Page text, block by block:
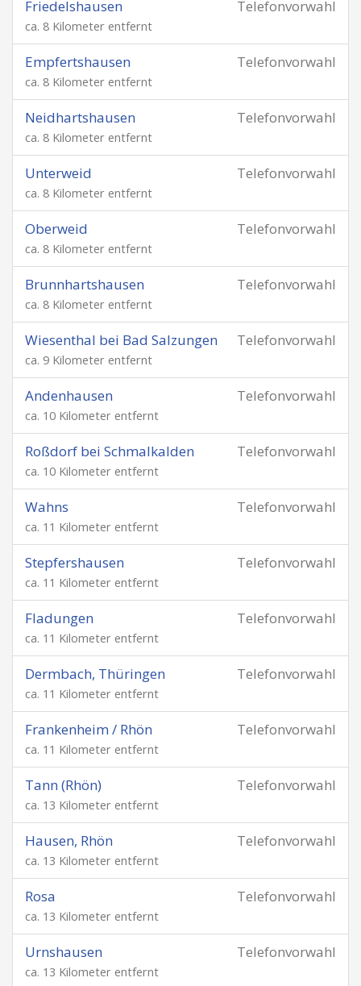
Telefonvorwahl
Friedelshausen
ca. 8 Kilometer entfernt
Telefonvorwahl
Empfertshausen
ca. 8 Kilometer entfernt
Telefonvorwahl
Neidhartshausen
ca. 8 Kilometer entfernt
Telefonvorwahl
Unterweid
ca. 8 Kilometer entfernt
Telefonvorwahl
Oberweid
ca. 8 Kilometer entfernt
Telefonvorwahl
Brunnhartshausen
ca. 8 Kilometer entfernt
Telefonvorwahl
Wiesenthal bei Bad Salzungen
ca. 9 Kilometer entfernt
Telefonvorwahl
Andenhausen
ca. 10 Kilometer entfernt
Telefonvorwahl
Roßdorf bei Schmalkalden
ca. 10 Kilometer entfernt
Telefonvorwahl
Wahns
ca. 11 Kilometer entfernt
Telefonvorwahl
Stepfershausen
ca. 11 Kilometer entfernt
Telefonvorwahl
Fladungen
ca. 11 Kilometer entfernt
Telefonvorwahl
Dermbach, Thüringen
ca. 11 Kilometer entfernt
Telefonvorwahl
Frankenheim / Rhön
ca. 11 Kilometer entfernt
Telefonvorwahl
Tann (Rhön)
ca. 13 Kilometer entfernt
Telefonvorwahl
Hausen, Rhön
ca. 13 Kilometer entfernt
Telefonvorwahl
Rosa
ca. 13 Kilometer entfernt
Telefonvorwahl
Urnshausen
ca. 13 Kilometer entfernt